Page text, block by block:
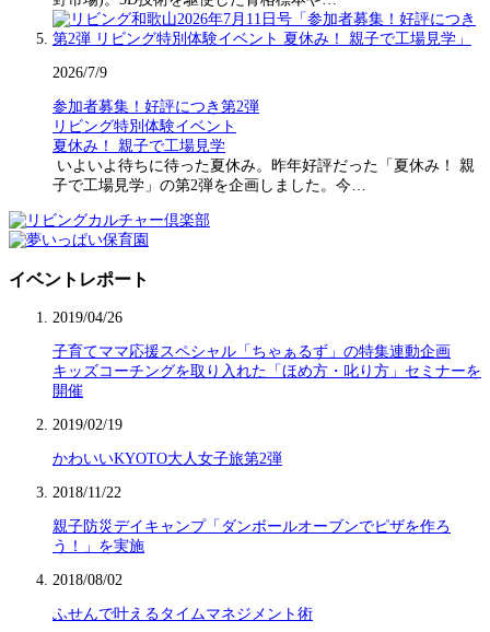
2026/7/9
参加者募集！好評につき第2弾
リビング特別体験イベント
夏休み！ 親子で工場見学
いよいよ待ちに待った夏休み。昨年好評だった「夏休み！ 親
子で工場見学」の第2弾を企画しました。今…
イベントレポート
2019/04/26
子育てママ応援スペシャル「ちゃぁるず」の特集連動企画
キッズコーチングを取り入れた「ほめ方・叱り方」セミナーを
開催
2019/02/19
かわいいKYOTO大人女子旅第2弾
2018/11/22
親子防災デイキャンプ「ダンボールオーブンでピザを作ろ
う！」を実施
2018/08/02
ふせんで叶えるタイムマネジメント術